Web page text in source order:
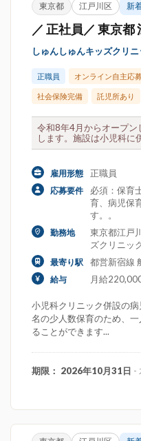
東京都 江戸川区 新
／ 正社員／ 東京都
しゅんしゅんキッズクリニ
正職員 オンライン自主応
社会保険完備 託児所あり
令和8年4月からオープン
します。施設は小児科に
雇用形態 正職員
応募要件
必須：保育
育、病児保
す。。
勤務地
東京都江戸
ズクリニッ
最寄り駅 都営新宿線
給与 月給
小児科クリニック併設の
名の少人数保育のため、
ることができます...
期限： 2026年10月31日 -